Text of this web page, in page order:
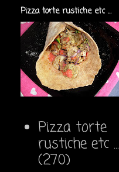
Pizza torte rustiche etc ...
Pizza torte
rustiche etc ...
(270)